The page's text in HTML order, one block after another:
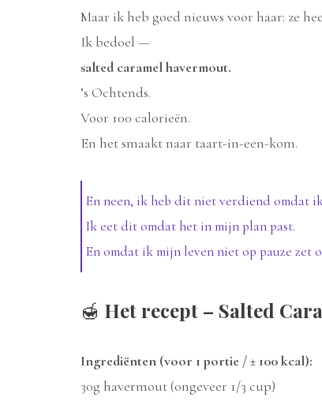
Maar ik heb goed nieuws voor haar: ze
Ik bedoel —
salted caramel havermout.
’s Ochtends.
Voor 100 calorieën.
En het smaakt naar taart-in-een-kom.
En neen, ik heb dit niet verdiend omdat
Ik eet dit omdat het in mijn plan past.
En omdat ik mijn leven niet op pauze zet
🍯 Het recept – Salted
Ingrediënten (voor 1 portie / ± 100 kcal):
30g havermout (ongeveer 1/3 cup)